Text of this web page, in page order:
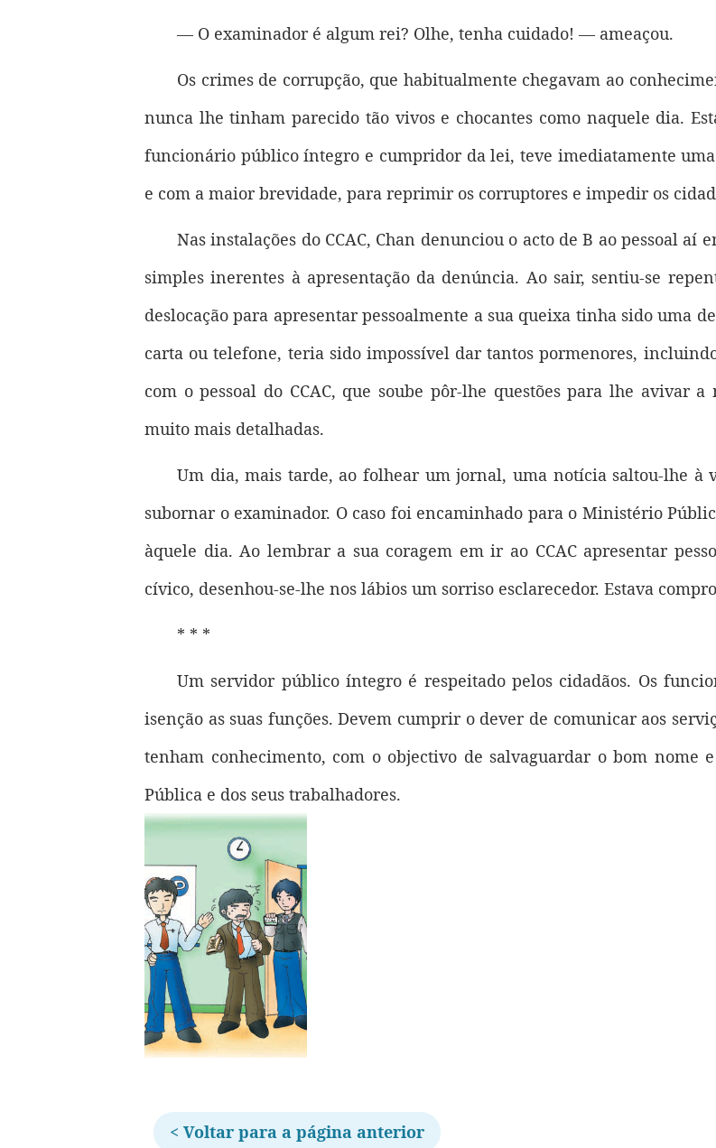
— O examinador é algum rei? Olhe, tenha cuidado! — ameaçou.
Os crimes de corrupção, que habitualmente chegavam ao
nunca lhe tinham parecido tão vivos e chocantes como naquele dia.
funcionário público íntegro e cumpridor da lei, teve imediatamente
e com a maior brevidade, para reprimir os corruptores e impedir os
Nas instalações do CCAC, Chan denunciou o acto de B ao pessoal
simples inerentes à apresentação da denúncia. Ao sair, sentiu-se
deslocação para apresentar pessoalmente a sua queixa tinha sido uma
carta ou telefone, teria sido impossível dar tantos pormenores,
com o pessoal do CCAC, que soube pôr-lhe questões para lhe avivar
muito mais detalhadas.
Um dia, mais tarde, ao folhear um jornal, uma notícia saltou-lhe à
subornar o examinador. O caso foi encaminhado para o Ministério
àquele dia. Ao lembrar a sua coragem em ir ao CCAC apresentar
cívico, desenhou-se-lhe nos lábios um sorriso esclarecedor. Estava
* * *
Um servidor público íntegro é respeitado pelos cidadãos. Os
isenção as suas funções. Devem cumprir o dever de comunicar aos
tenham conhecimento, com o objectivo de salvaguardar o bom nome
Pública e dos seus trabalhadores.
< Voltar para a página anterior